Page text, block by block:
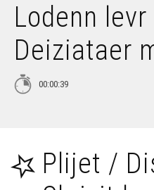
Petra 'zo nevez e
Brezhoweb)
Petra 'zo nevez e
Petra 'zo nevez e
Brezhoweb)
Lodenn
Deiziataer
00:00:39
Plijet /